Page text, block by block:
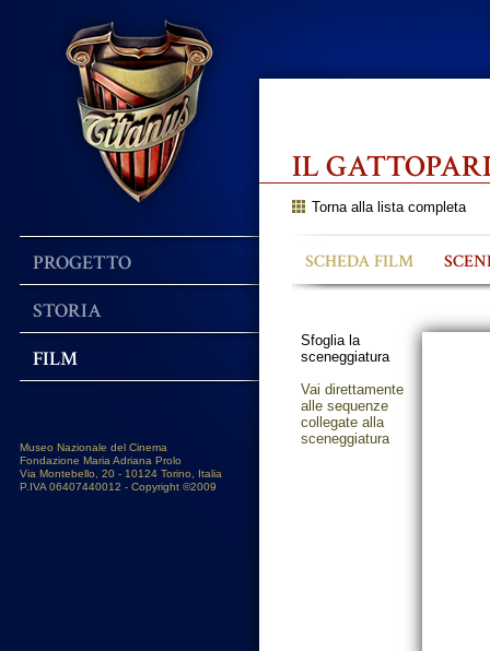
PROGETTO
STORIA
FILM
Museo Nazionale del Cinema
Fondazione Maria Adriana Prolo
Via Montebello, 20 - 10124 Torino, Italia
P.IVA 06407440012 - Copyright ©2009
IL
Torna alla lista completa
SCHEDA FILM
Sfoglia la
sceneggiatura
Vai direttamente
alle sequenze
collegate alla
sceneggiatura